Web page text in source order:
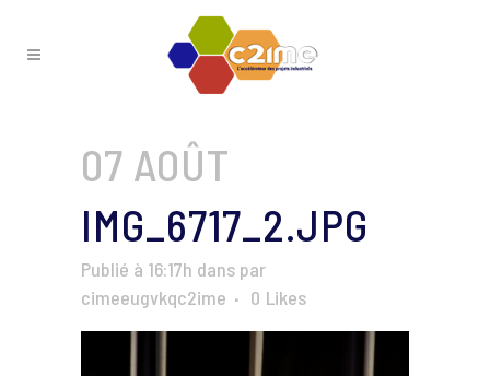
07 AOÛT
IMG_6717_2.JPG
Publié à 16:17h dans par
cimeeugvkqc2ime
0 Likes